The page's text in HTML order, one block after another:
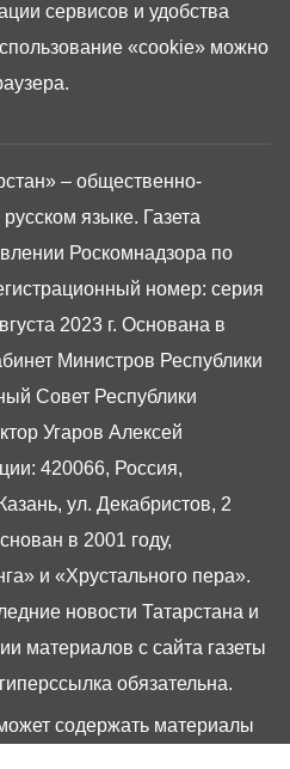
– общественно-
языке. Газета
Роскомнадзора по
номер: серия
2023 г. Основана в
Министров Республики
Совет Республики
Угаров Алексей
420066, Россия,
ул. Декабристов, 2
в 2001 году,
и «Хрустального пера».
новости Татарстана и
материалов с сайта газеты
обязательна.
содержать материалы
сервисов и удобства
«cookie» можно